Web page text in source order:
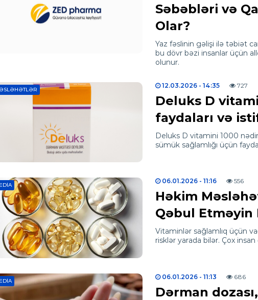
Səbəbləri və
Olar?
Yaz fəslinin gəlişi ilə təbiət
bu dövr bəzi insanlar üçün
olunur.
12.03.2026 - 14:35 727
Deluks D
faydaları və
Deluks D vitamini 1000
sümük sağlamlığı üçün
06.01.2026 - 11:16 556
Həkim
Qəbul Etməyin
Vitaminlər sağlamlıq üçün
risklər yarada bilər. Çox
06.01.2026 - 11:13 686
Dərman